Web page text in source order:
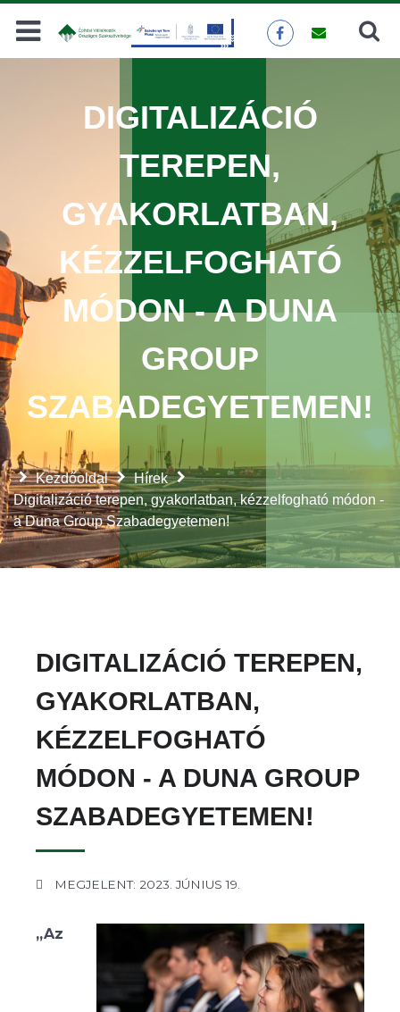
Keresés
Kezdőoldal
Hírek
Digitalizáció terepen, gyakorlatban, kézzelfogható módon -
a Duna Group Szabadegyetemen!
DIGITALIZÁCIÓ
TEREPEN,
GYAKORLATBAN,
KÉZZELFOGHATÓ
MÓDON - A DUNA
GROUP
SZABADEGYETEMEN!
DIGITALIZÁCIÓ TEREPEN,
GYAKORLATBAN,
KÉZZELFOGHATÓ
MÓDON - A DUNA GROUP
SZABADEGYETEMEN!
MEGJELENT: 2023. JÚNIUS 19.
„Az